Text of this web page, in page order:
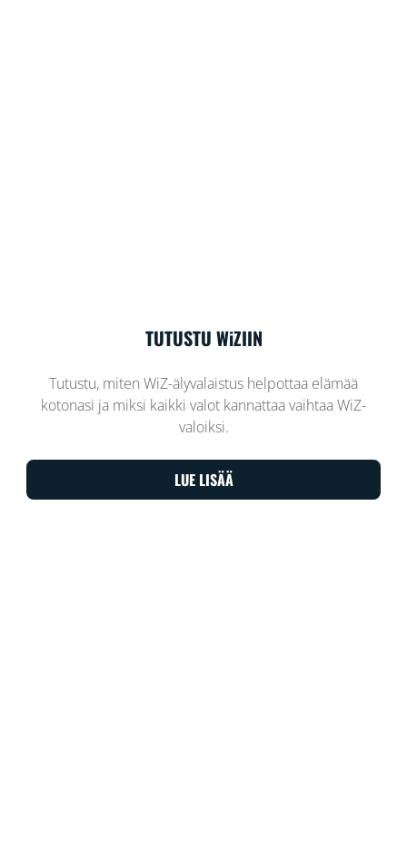
TUTUSTU WiZIIN
Tutustu, miten WiZ-älyvalaistus helpottaa elämää
kotonasi ja miksi kaikki valot kannattaa vaihtaa WiZ-
valoiksi.
LUE LISÄÄ